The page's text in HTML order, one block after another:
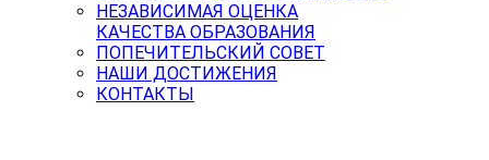
НЕЗАВИСИМАЯ ОЦЕНКА
КАЧЕСТВА ОБРАЗОВАНИЯ
ПОПЕЧИТЕЛЬСКИЙ СОВЕТ
НАШИ ДОСТИЖЕНИЯ
КОНТАКТЫ